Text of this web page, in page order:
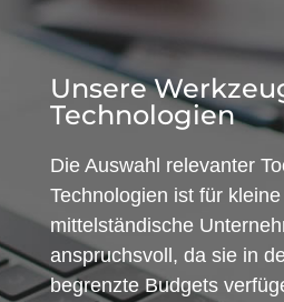
Unsere
Technologien
Die Auswahl relevanter
Technologien ist für
mittelständische
anspruchsvoll, da sie in
begrenzte Budgets